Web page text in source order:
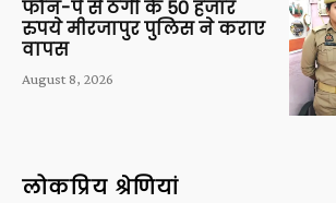
फोन-पे से ठगी के 50 हजार
रुपये मीरजापुर पुलिस ने कराए
वापस
August 8, 2026
लोकप्रिय श्रेणियां